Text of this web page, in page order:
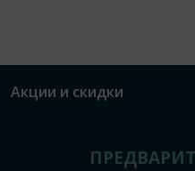
Акции и скидки